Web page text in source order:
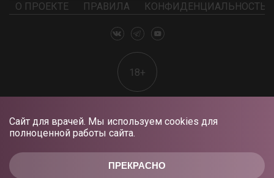
ПРЕКРАСНО
Сайт для врачей. Мы используем cookies для
полноценной работы сайта.
О ПРОЕКТЕ ПРАВИЛА КОНФИДЕНЦИАЛЬНОСТЬ
18+